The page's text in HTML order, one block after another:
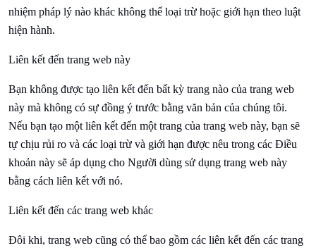
nhiệm pháp lý nào khác không thể loại trừ hoặc giới hạn theo luật
hiện hành.
Liên kết đến trang web này
Bạn không được tạo liên kết đến bất kỳ trang nào của trang web
này mà không có sự đồng ý trước bằng văn bản của chúng tôi.
Nếu bạn tạo một liên kết đến một trang của trang web này, bạn sẽ
tự chịu rủi ro và các loại trừ và giới hạn được nêu trong các Điều
khoản này sẽ áp dụng cho Người dùng sử dụng trang web này
bằng cách liên kết với nó.
Liên kết đến các trang web khác
Đôi khi, trang web cũng có thể bao gồm các liên kết đến các trang